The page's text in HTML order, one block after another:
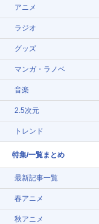
アニメ
ラジオ
グッズ
マンガ・ラノベ
音楽
2.5次元
トレンド
特集/一覧まとめ
最新記事一覧
春アニメ
秋アニメ